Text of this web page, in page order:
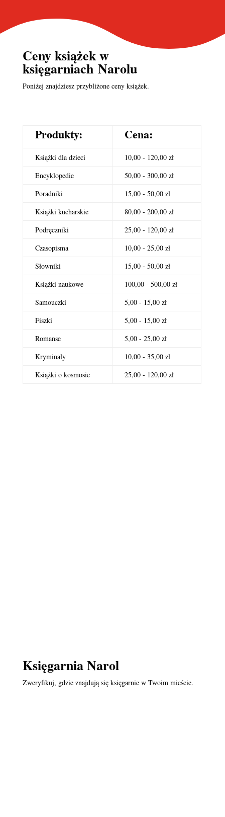
Ceny książek w
księgarniach Narolu
Poniżej znajdziesz przybliżone ceny książek.
Produkty: Cena:
Książki dla dzieci
10,00 - 120,00 zł
Encyklopedie
50,00 - 300,00 zł
Poradniki
15,00 - 50,00 zł
Książki kucharskie
80,00 - 200,00 zł
Podręczniki
25,00 - 120,00 zł
Czasopisma
10,00 - 25,00 zł
Słowniki
15,00 - 50,00 zł
Książki naukowe
100,00 - 500,00 zł
Samouczki
5,00 - 15,00 zł
Fiszki
5,00 - 15,00 zł
Romanse
5,00 - 25,00 zł
Kryminały
10,00 - 35,00 zł
Książki o kosmosie
25,00 - 120,00 zł
Księgarnia Narol
Zweryfikuj, gdzie znajdują się księgarnie w Twoim mieście.